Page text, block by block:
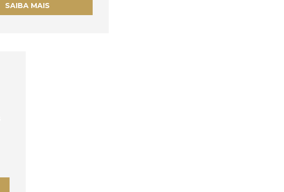
SAIBA MAIS